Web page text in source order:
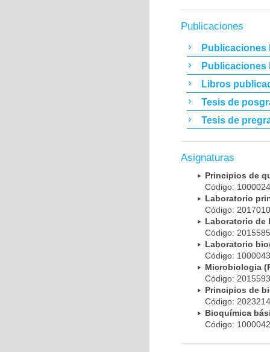
Publicaciones
Publicaciones
Publicaciones
Libros
Tesis de
Tesis de
Asignaturas
Principios de
Código:
Laboratorio
Código:
Laboratorio de
Código:
Laboratorio
Código:
Microbiologia
Código:
Principios de
Código:
Bioquímica
Código: